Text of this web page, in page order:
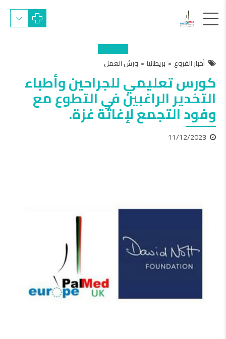
أخبار الفروع بريطانيا ورش العمل
كورس تعليمي للجراحين وأطباء
التخدير الراغبين في التطوع مع
وفود التجمع لإغاثة غزة.
11/12/2023